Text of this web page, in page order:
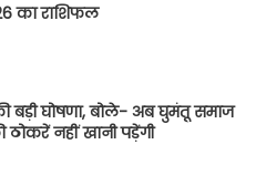
का राशिफल
बड़ी घोषणा, बोले- अब घुमंतू समाज
नहीं खानी पड़ेंगी